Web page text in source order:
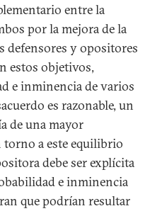
entre la
por la mejora de la
defensores y opositores
estos objetivos,
e inminencia de varios
es razonable, un
de una mayor
a este equilibrio
debe ser explícita
e inminencia
que podrían resultar